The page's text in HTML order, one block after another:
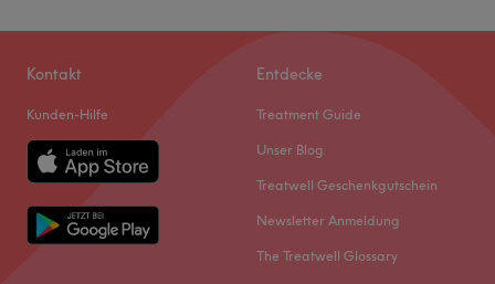
Kontakt
Kunden-Hilfe
Entdecke
Treatment Guide
Unser Blog
Treatwell Geschenkgutschein
Newsletter Anmeldung
The Treatwell Glossary